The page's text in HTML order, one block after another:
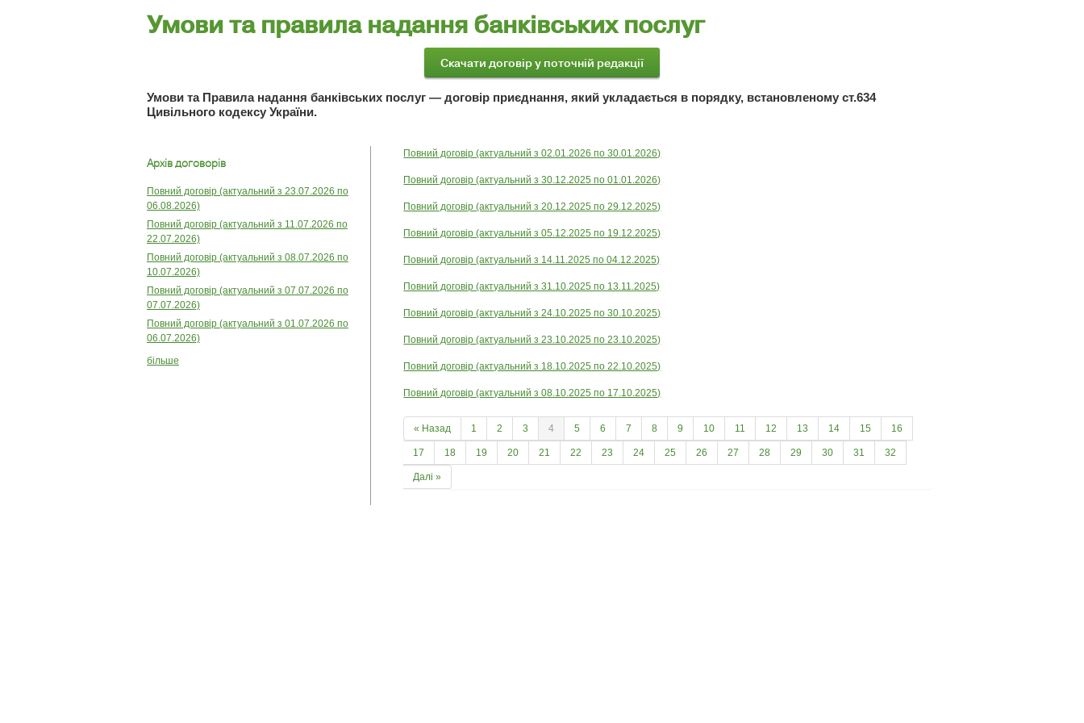
Умови та правила надання банківських послуг
Умови та Правила надання банківських послуг — договір приєднання, який укладається в порядку, встановленому ст.634
Цивільного кодексу України.
Архів договорів
Повний договір (актуальний з 23.07.2026 по
06.08.2026)
Повний договір (актуальний з 11.07.2026 по
22.07.2026)
Повний договір (актуальний з 08.07.2026 по
10.07.2026)
Повний договір (актуальний з 07.07.2026 по
07.07.2026)
Повний договір (актуальний з 01.07.2026 по
06.07.2026)
більше
Повний договір (актуальний з 02.01.2026 по 30.01.2026)
Повний договір (актуальний з 30.12.2025 по 01.01.2026)
Повний договір (актуальний з 20.12.2025 по 29.12.2025)
Повний договір (актуальний з 05.12.2025 по 19.12.2025)
Повний договір (актуальний з 14.11.2025 по 04.12.2025)
Повний договір (актуальний з 31.10.2025 по 13.11.2025)
Повний договір (актуальний з 24.10.2025 по 30.10.2025)
Повний договір (актуальний з 23.10.2025 по 23.10.2025)
Повний договір (актуальний з 18.10.2025 по 22.10.2025)
Повний договір (актуальний з 08.10.2025 по 17.10.2025)
« Назад 1 2 3 4 5 6 7 8 9 10 11 12 13 14 15 16
17 18 19 20 21 22 23 24 25 26 27 28 29 30 31 32
Далі »